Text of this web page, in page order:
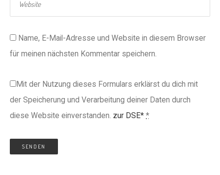
Name, E-Mail-Adresse und Website in diesem Browser
für meinen nächsten Kommentar speichern.
Mit der Nutzung dieses Formulars erklärst du dich mit
der Speicherung und Verarbeitung deiner Daten durch
diese Website einverstanden. zur DSE* *